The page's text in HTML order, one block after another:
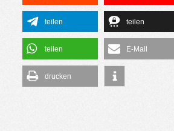
teilen teilen
teilen E-Mail
drucken